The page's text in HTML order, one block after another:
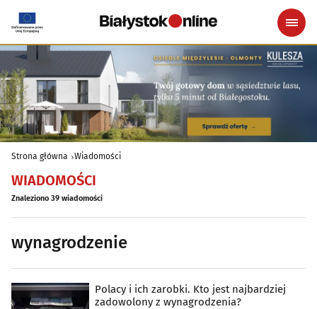
Strona główna Wiadomości
WIADOMOŚCI
Znaleziono 39 wiadomości
wynagrodzenie
Polacy i ich zarobki. Kto jest najbardziej
zadowolony z wynagrodzenia?